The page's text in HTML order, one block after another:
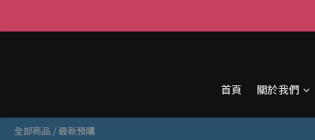
首頁 關於我們
全部商品 /最新預購